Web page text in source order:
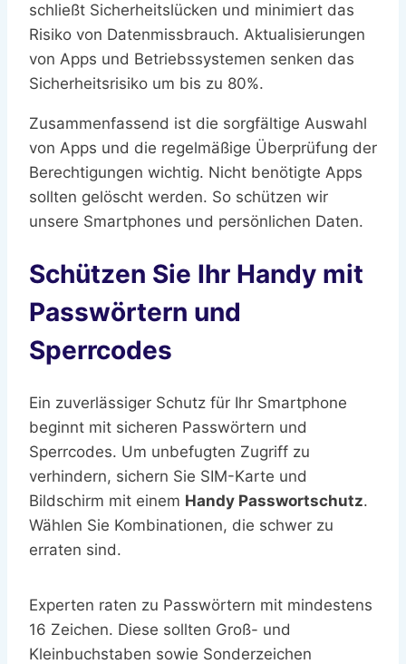
schließt Sicherheitslücken und minimiert das
Risiko von Datenmissbrauch. Aktualisierungen
von Apps und Betriebssystemen senken das
Sicherheitsrisiko um bis zu 80%.
Zusammenfassend ist die sorgfältige Auswahl
von Apps und die regelmäßige Überprüfung der
Berechtigungen wichtig. Nicht benötigte Apps
sollten gelöscht werden. So schützen wir
unsere Smartphones und persönlichen Daten.
Schützen Sie Ihr Handy mit
Passwörtern und
Sperrcodes
Ein zuverlässiger Schutz für Ihr Smartphone
beginnt mit sicheren Passwörtern und
Sperrcodes. Um unbefugten Zugriff zu
verhindern, sichern Sie SIM-Karte und
Bildschirm mit einem Handy Passwortschutz.
Wählen Sie Kombinationen, die schwer zu
erraten sind.
Experten raten zu Passwörtern mit mindestens
16 Zeichen. Diese sollten Groß- und
Kleinbuchstaben sowie Sonderzeichen